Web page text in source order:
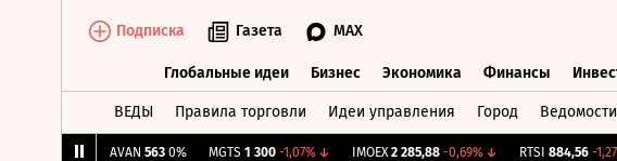
Подписка Газета MAX
Глобальные идеи Бизнес Экономика Финансы
ВЕДЫ Правила торговли Идеи управления Город
AVAN 563 0% MGTS 1 300 -1,07%↓ IMOEX 2 285,88 -0,69%↓ RTSI 884,56 -1,27%